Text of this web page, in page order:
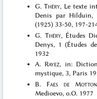
G.Théry, Le texte
Denis par Hilduin,
(1925) 33-50, 197-
G. Théry, Études
Denys, 1 (Études
1932
A. Rayez, in:
mystique, 3, Paris
B. Faes de
Medioevo, o.O. 1977